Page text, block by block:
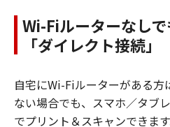
Wi-Fiルーターなし
「ダイレクト接続」
自宅にWi-Fiルーターがある
ない場合でも、スマホ／タブ
でプリント＆スキャンできま